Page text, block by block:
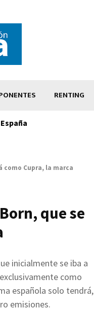
RENTING
como Cupra, la marca
que se
inicialmente se iba a
como
española solo tendrá,
emisiones.